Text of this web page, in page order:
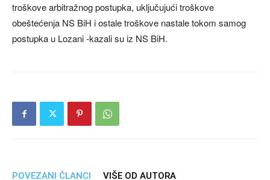
troškove arbitražnog postupka, uključujući troškove
obeštećenja NS BiH i ostale troškove nastale tokom samog
postupka u Lozani -kazali su iz NS BiH.
POVEZANI ČLANCI VIŠE OD AUTORA